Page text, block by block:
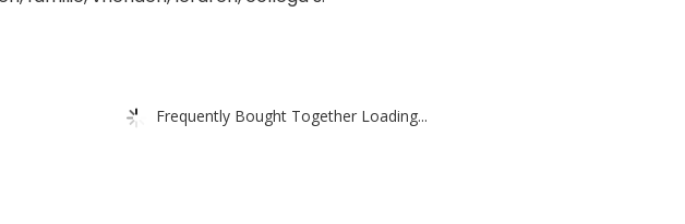
Frequently Bought Together Loading...